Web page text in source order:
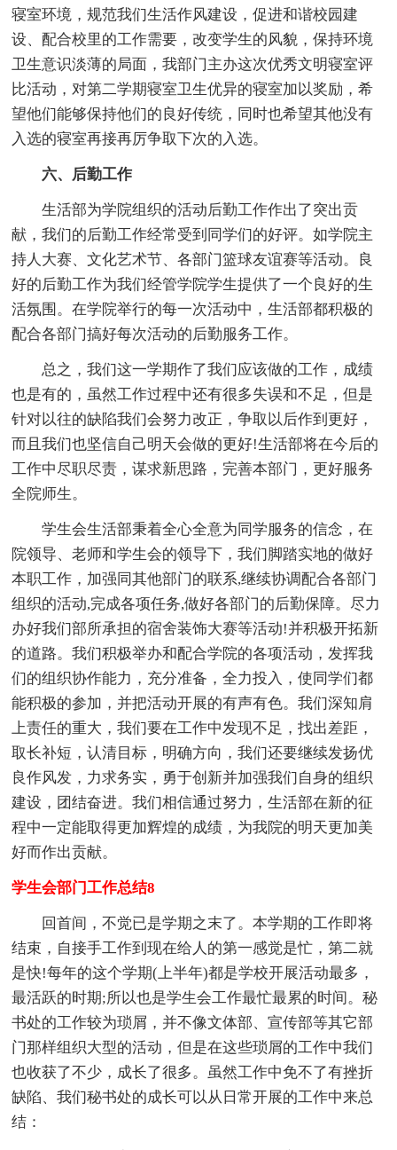
寝室环境，规范我们生活作风建设，促进和谐校园建
设、配合校里的工作需要，改变学生的风貌，保持环境
卫生意识淡薄的局面，我部门主办这次优秀文明寝室评
比活动，对第二学期寝室卫生优异的寝室加以奖励，希
望他们能够保持他们的良好传统，同时也希望其他没有
入选的寝室再接再厉争取下次的入选。
六、后勤工作
生活部为学院组织的活动后勤工作作出了突出贡
献，我们的后勤工作经常受到同学们的好评。如学院主
持人大赛、文化艺术节、各部门篮球友谊赛等活动。良
好的后勤工作为我们经管学院学生提供了一个良好的生
活氛围。在学院举行的每一次活动中，生活部都积极的
配合各部门搞好每次活动的后勤服务工作。
总之，我们这一学期作了我们应该做的工作，成绩
也是有的，虽然工作过程中还有很多失误和不足，但是
针对以往的缺陷我们会努力改正，争取以后作到更好，
而且我们也坚信自己明天会做的更好!生活部将在今后的
工作中尽职尽责，谋求新思路，完善本部门，更好服务
全院师生。
学生会生活部秉着全心全意为同学服务的信念，在
院领导、老师和学生会的领导下，我们脚踏实地的做好
本职工作，加强同其他部门的联系,继续协调配合各部门
组织的活动,完成各项任务,做好各部门的后勤保障。尽力
办好我们部所承担的宿舍装饰大赛等活动!并积极开拓新
的道路。我们积极举办和配合学院的各项活动，发挥我
们的组织协作能力，充分准备，全力投入，使同学们都
能积极的参加，并把活动开展的有声有色。我们深知肩
上责任的重大，我们要在工作中发现不足，找出差距，
取长补短，认清目标，明确方向，我们还要继续发扬优
良作风发，力求务实，勇于创新并加强我们自身的组织
建设，团结奋进。我们相信通过努力，生活部在新的征
程中一定能取得更加辉煌的成绩，为我院的明天更加美
好而作出贡献。
学生会部门工作总结8
回首间，不觉已是学期之末了。本学期的工作即将
结束，自接手工作到现在给人的第一感觉是忙，第二就
是快!每年的这个学期(上半年)都是学校开展活动最多，
最活跃的时期;所以也是学生会工作最忙最累的时间。秘
书处的工作较为琐屑，并不像文体部、宣传部等其它部
门那样组织大型的活动，但是在这些琐屑的工作中我们
也收获了不少，成长了很多。虽然工作中免不了有挫折
缺陷、我们秘书处的成长可以从日常开展的工作中来总
结：